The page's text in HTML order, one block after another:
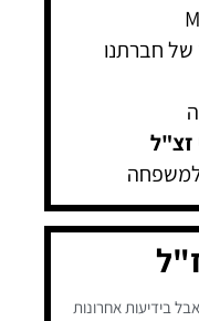
חברתנו
זצ"ל
למשפחה
בידיעות אחרונות